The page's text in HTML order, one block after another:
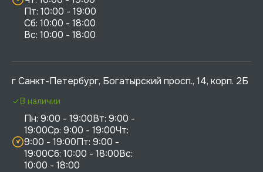
Пт: 10:00 - 19:00
Сб: 10:00 - 18:00
г Санкт-Петербург, Богатырский просп., 14, корп. 2Б
Пн: 9:00 - 19:00Вт: 9:00 -
19:00Ср: 9:00 - 19:00Чт:
9:00 - 19:00Пт: 9:00 -
19:00Сб: 10:00 - 18:00Вс:
10:00 - 18:00
В наличии